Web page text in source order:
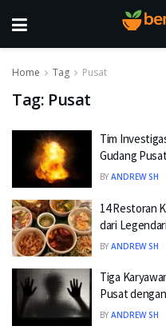
Home Tag Pusat
Tag: Pusat
Tim
Gudang
BY ANDREW SH
14 Restoran
dari
BY ANDREW SH
Tiga
Pusat
BY ANDREW SH